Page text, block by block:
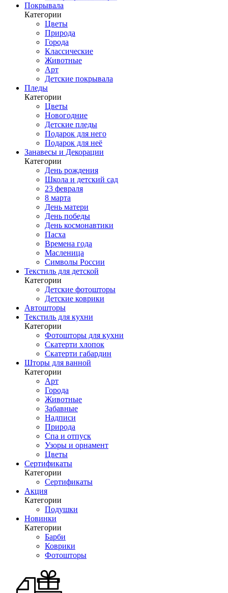
Покрывала
Категории
Цветы
Природа
Города
Классические
Животные
Арт
Детские покрывала
Пледы
Категории
Цветы
Новогодние
Детские пледы
Подарок для него
Подарок для неё
Занавесы и Декорации
Категории
День рождения
Школа и детский сад
23 февраля
8 марта
День матери
День победы
День космонавтики
Пасха
Времена года
Масленица
Символы России
Текстиль для детской
Категории
Детские фотошторы
Детские коврики
Автошторы
Текстиль для кухни
Категории
Фотошторы для кухни
Скатерти хлопок
Скатерти габардин
Шторы для ванной
Категории
Арт
Города
Животные
Забавные
Надписи
Природа
Спа и отпуск
Узоры и орнамент
Цветы
Сертификаты
Категории
Сертификаты
Акция
Категории
Подушки
Новинки
Категории
Барби
Коврики
Фотошторы